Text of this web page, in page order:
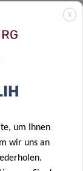
X
um Ihnen
wir uns an